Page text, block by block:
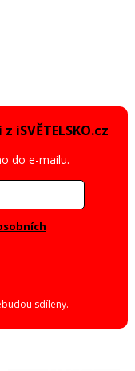
do e-mailu.
sdíleny.